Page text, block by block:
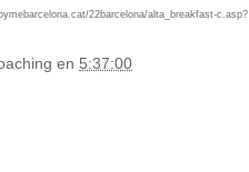
22barcelona/alta_breakfast-c.asp?
en 5:37:00